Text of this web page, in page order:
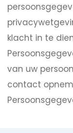
klacht in te
van uw
contact